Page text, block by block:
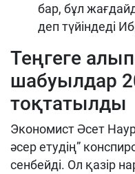
бар, бұл
деп түйіндеді
Теңгеге
шабуылдар
тоқтатылды
Экономист Әсет
әсер етудің”
сенбейді. Ол қазір